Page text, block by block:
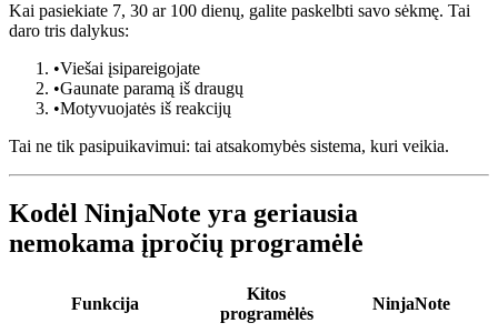
Kai pasiekiate 7, 30 ar 100 dienų, galite paskelbti savo sėkmę. Tai
daro tris dalykus:
•Viešai įsipareigojate
•Gaunate paramą iš draugų
•Motyvuojatės iš reakcijų
Tai ne tik pasipuikavimui: tai atsakomybės sistema, kuri veikia.
Kodėl NinjaNote yra geriausia
nemokama įpročių programėlė
Funkcija
Kitos
programėlės
NinjaNote